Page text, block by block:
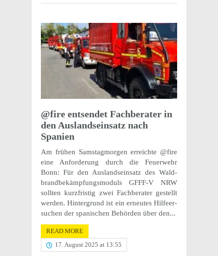
@fire entsendet Fach­ber­ater in
den Ausland­sein­satz nach
Spanien
Am frühen Samstag­mor­gen erre­ichte @fire
eine Anforderung durch die Feuer­wehr
Bonn: Für den Ausland­sein­satz des Wald­
brand­bekämp­fungsmoduls GFFF-V NRW
soll­ten kurzfristig zwei Fach­ber­ater gestellt
werden. Hinter­grund ist ein erneutes Hilfeer­
suchen der spanis­chen Behör­den über den...
READ MORE
17. August 2025 at 13:55